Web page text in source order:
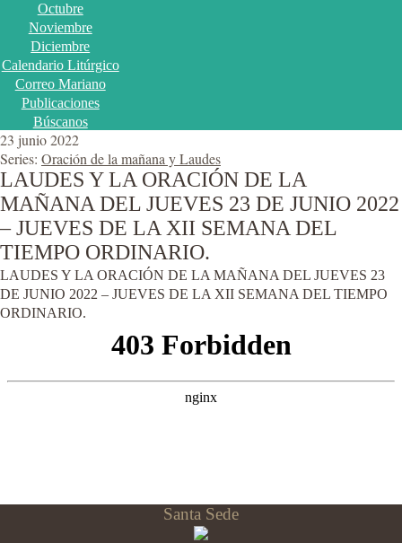
Octubre
Noviembre
Diciembre
Calendario Litúrgico
Correo Mariano
Publicaciones
Búscanos
23 junio 2022
Series: Oración de la mañana y Laudes
LAUDES Y LA ORACIÓN DE LA
MAÑANA DEL JUEVES 23 DE JUNIO 2022
– JUEVES DE LA XII SEMANA DEL
TIEMPO ORDINARIO.
LAUDES Y LA ORACIÓN DE LA MAÑANA DEL JUEVES 23
DE JUNIO 2022 – JUEVES DE LA XII SEMANA DEL TIEMPO
ORDINARIO.
Santa Sede